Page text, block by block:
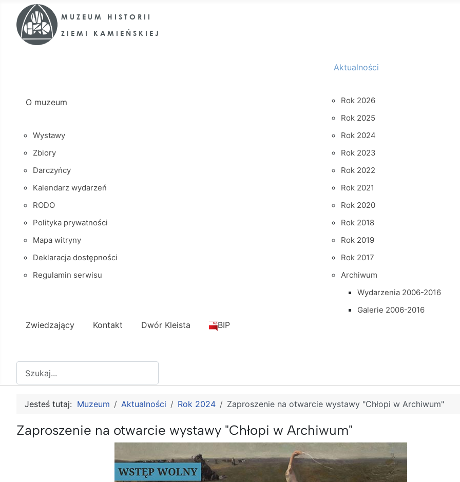
O muzeum
Wystawy
Zbiory
Darczyńcy
Kalendarz wydarzeń
RODO
Polityka prywatności
Mapa witryny
Deklaracja dostępności
Regulamin serwisu
Aktualności
Rok 2026
Rok 2025
Rok 2024
Rok 2023
Rok 2022
Rok 2021
Rok 2020
Rok 2018
Rok 2019
Rok 2017
Archiwum
Wydarzenia 2006-2016
Galerie 2006-2016
Zwiedzający Kontakt Dwór Kleista BIP
Jesteś tutaj: Muzeum Aktualności Rok 2024 Zaproszenie na otwarcie wystawy "Chłopi w Archiwum"
Zaproszenie na otwarcie wystawy "Chłopi w Archiwum"